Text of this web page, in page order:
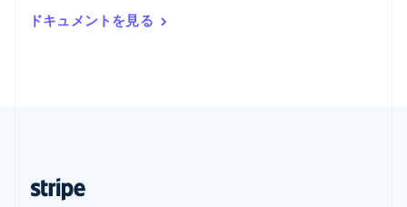
ドキュメントを見る
ルーマニア
English